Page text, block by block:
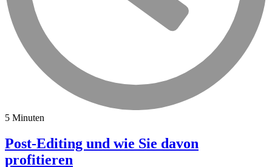
5 Minuten
Post-Editing und wie Sie davon
profitieren